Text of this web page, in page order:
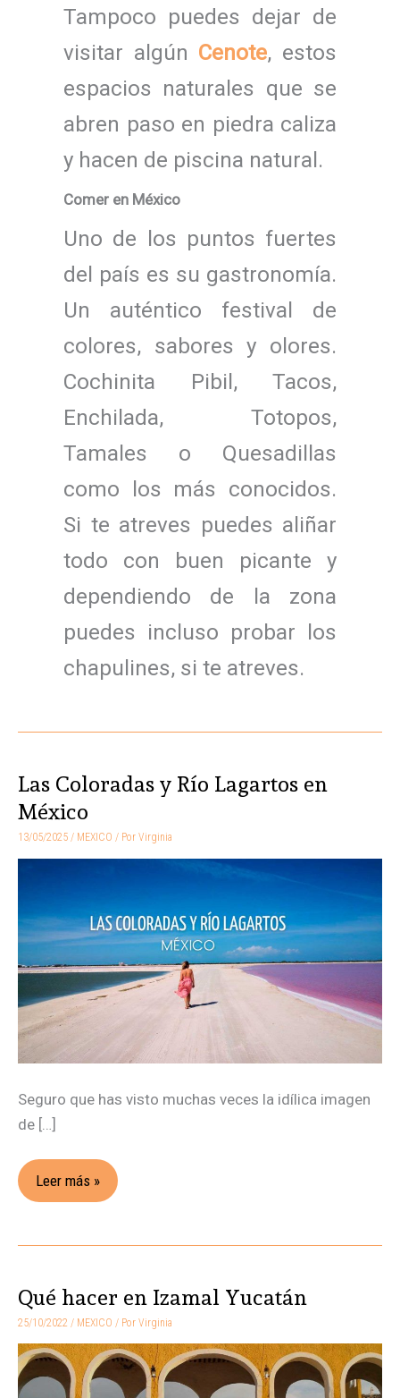
Tampoco puedes dejar de
visitar algún Cenote, estos
espacios naturales que se
abren paso en piedra caliza
y hacen de piscina natural.
Comer en México
Uno de los puntos fuertes
del país es su gastronomía.
Un auténtico festival de
colores, sabores y olores.
Cochinita Pibil, Tacos,
Enchilada, Totopos,
Tamales o Quesadillas
como los más conocidos.
Si te atreves puedes aliñar
todo con buen picante y
dependiendo de la zona
puedes incluso probar los
chapulines, si te atreves.
Las Coloradas y Río Lagartos en
México
13/05/2025 / MEXICO / Por Virginia
Seguro que has visto muchas veces la idílica imagen
de […]
Las
Coloradas
y
Río
México
Leer más »
Qué hacer en Izamal Yucatán
25/10/2022 / MEXICO / Por Virginia
Qué
hacer
en
Izamal